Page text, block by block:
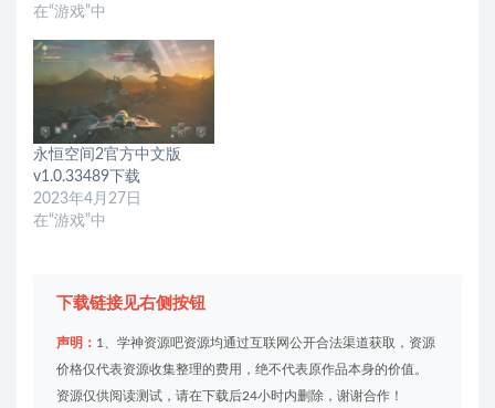
在“游戏”中
永恒空间2官方中文版
v1.0.33489下载
2023年4月27日
在“游戏”中
下载链接见右侧按钮
声明： 1、学神资源吧资源均通过互联网公开合法渠道获取，资源
价格仅代表资源收集整理的费用，绝不代表原作品本身的价值。
资源仅供阅读测试，请在下载后24小时内删除，谢谢合作！